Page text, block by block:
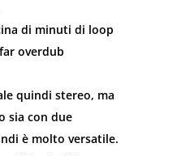
di minuti di loop
overdub
quindi stereo, ma
sia con due
è molto versatile.